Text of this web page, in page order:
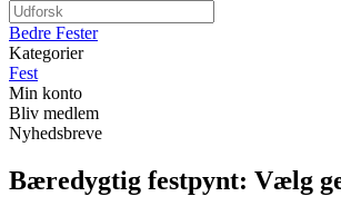
Bedre Fester
Kategorier
Fest
Min konto
Bliv medlem
Nyhedsbreve
Bæredygtig festpynt: Vælg